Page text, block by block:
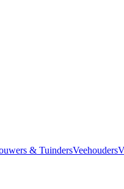
& TuindersVeehouders